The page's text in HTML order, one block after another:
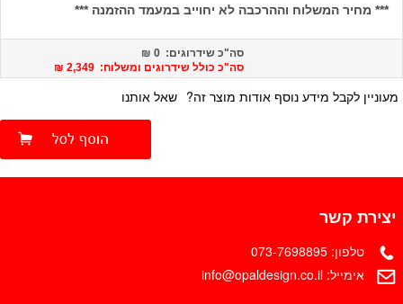
*** מחיר המשלוח וההרכבה לא יחוייב במעמד ההזמנה ***
סה"כ שידרוגים: 0
₪
סה"כ כולל שידרוגים ומשלוח: 2,349 ₪
מעוניין לקבל מידע נוסף אודות מוצר זה? שאל אותנו
יצירת קשר
טלפון: 073-7698895
אימייל: info@opaldesign.co.il